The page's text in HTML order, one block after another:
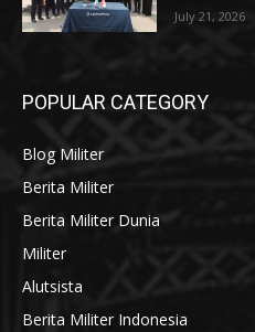
July 21, 2026
POPULAR CATEGORY
Blog Militer
Berita Militer
Berita Militer Dunia
Militer
Alutsista
Berita Militer Indonesia